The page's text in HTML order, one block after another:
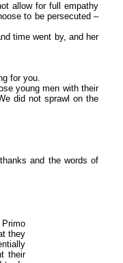
allow for full empathy
to be persecuted –
time went by, and her
for you.
young men with their
did not sprawl on the
and the words of
they
their